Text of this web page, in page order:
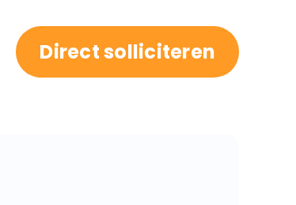
Direct solliciteren